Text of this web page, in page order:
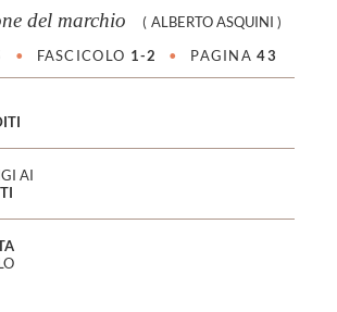
del marchio
( ALBERTO ASQUINI )
• FASCICOLO 1-2 • PAGINA43
AI